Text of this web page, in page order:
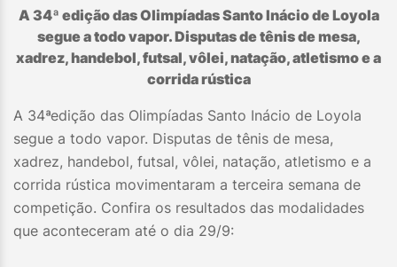
A 34ª edição das Olimpíadas Santo Inácio de Loyola
segue a todo vapor. Disputas de tênis de mesa,
xadrez, handebol, futsal, vôlei, natação, atletismo e a
corrida rústica
A 34ªedição das Olimpíadas Santo Inácio de Loyola
segue a todo vapor. Disputas de tênis de mesa,
xadrez, handebol, futsal, vôlei, natação, atletismo e a
corrida rústica movimentaram a terceira semana de
competição. Confira os resultados das modalidades
que aconteceram até o dia 29/9: